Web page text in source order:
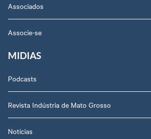
Associados
Associe-se
MIDIAS
Podcasts
Revista Indústria de Mato Grosso
Notícias